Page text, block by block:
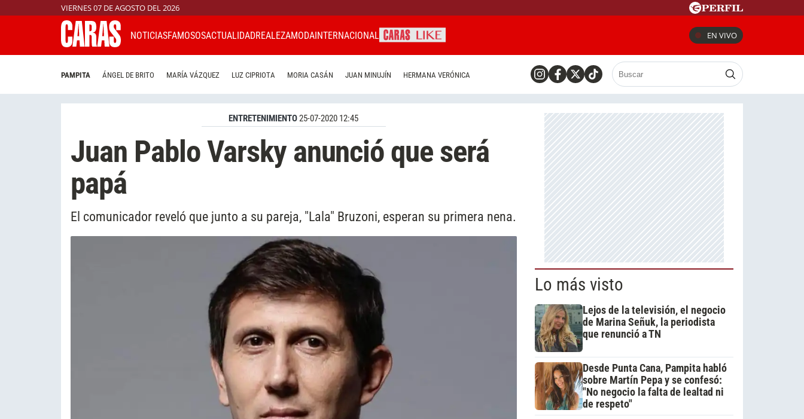
VIERNES 07 DE AGOSTO DEL 2026
NOTICIASFAMOSOSACTUALIDADREALEZAMODAINTERNACIONAL EN VIVO
PAMPITA ÁNGEL DE BRITO MARÍA VÁZQUEZ LUZ CIPRIOTA MORIA CASÁN JUAN MINUJÍN HERMANA VERÓNICA
ENTRETENIMIENTO25-07-2020 12:45
Juan Pablo Varsky anunció que será
papá
El comunicador reveló que junto a su pareja, "Lala" Bruzoni, esperan su primera nena.
Lo más visto
Lejos de la televisión, el negocio
de Marina Señuk, la periodista
que renunció a TN
Desde Punta Cana, Pampita habló
sobre Martín Pepa y se confesó:
"No negocio la falta de lealtad ni
de respeto"